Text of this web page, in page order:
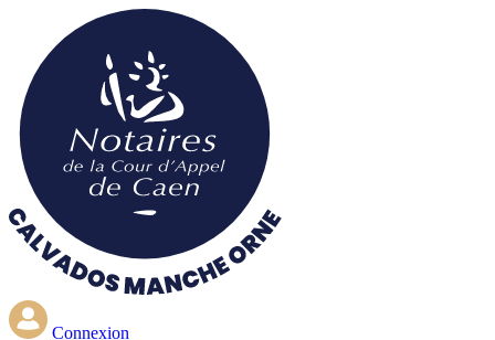
contenu
principal
Connexion